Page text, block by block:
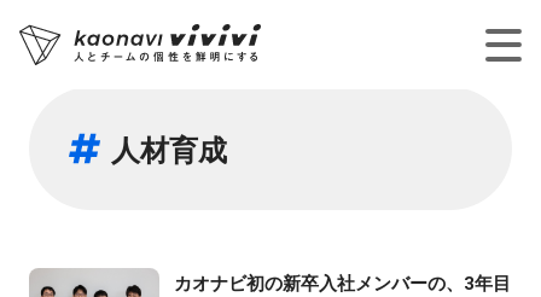
人材育成
カオナビ初の新卒入社メンバーの、3年目